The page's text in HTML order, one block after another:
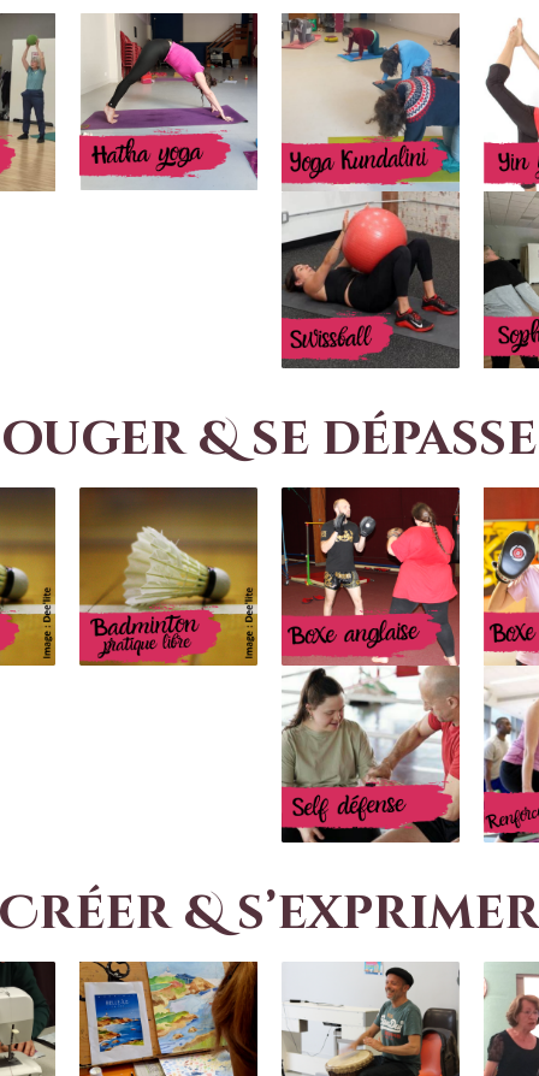
& se
Créer & s’exprimer